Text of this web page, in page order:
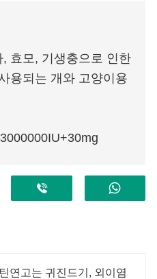
효모, 기생충으로 인한
용되는 개와 고양이용
연고는 귀진드기, 외이염